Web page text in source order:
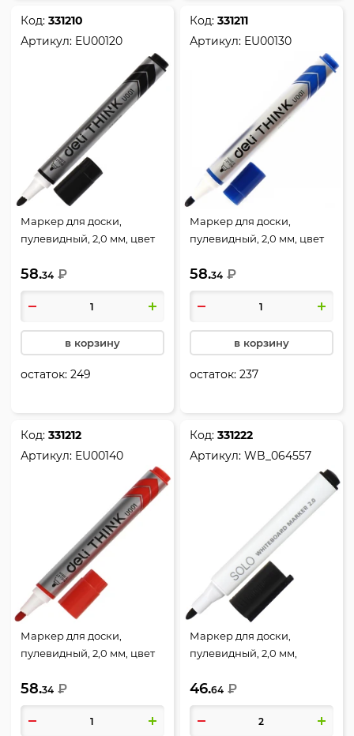
Код:331210
Артикул: EU00120
Маркер для доски,
пулевидный, 2,0 мм, цвет
картонная коробка, Deli,
EU00120
58.34 ₽
в корзину
остаток:249
Код:331211
Артикул: EU00130
Маркер для доски,
пулевидный, 2,0 мм, цвет
картонная коробка, Deli,
EU00130
58.34 ₽
в корзину
остаток:237
Код:331212
Артикул: EU00140
Маркер для доски,
пулевидный, 2,0 мм, цвет
картонная коробка, Deli,
EU00140
58.34 ₽
Код:331222
Артикул:WB_064557
Маркер для доски,
пулевидный, 2,0 мм,
упаковка картонная
коробка, Hatber,
WB_064557
46.64 ₽